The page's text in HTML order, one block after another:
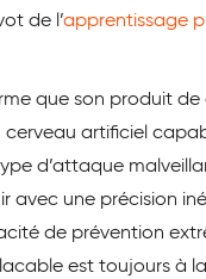
de l’apprentissage
que son produit de
cerveau artificiel
d’attaque
avec une précision
de prévention
est toujours à